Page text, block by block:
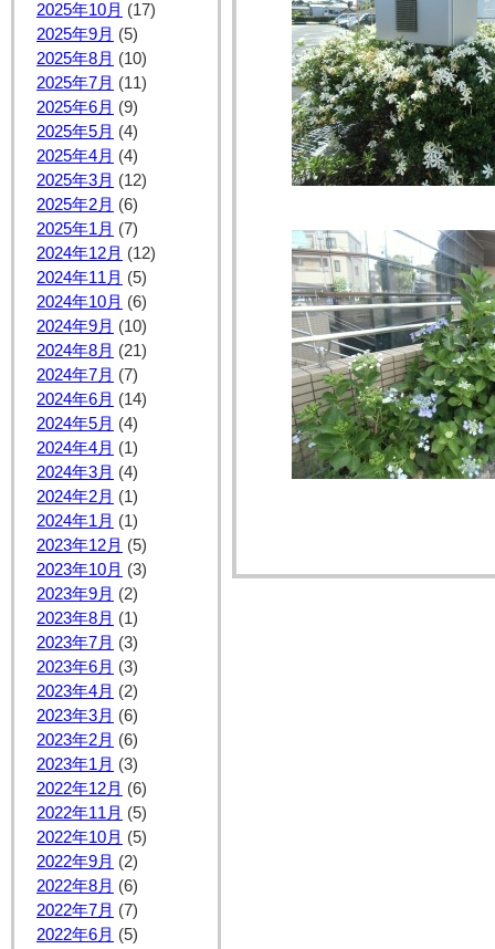
2025年10月 (17)
2025年9月 (5)
2025年8月 (10)
2025年7月 (11)
2025年6月 (9)
2025年5月 (4)
2025年4月 (4)
2025年3月 (12)
2025年2月 (6)
2025年1月 (7)
2024年12月 (12)
2024年11月 (5)
2024年10月 (6)
2024年9月 (10)
2024年8月 (21)
2024年7月 (7)
2024年6月 (14)
2024年5月 (4)
2024年4月 (1)
2024年3月 (4)
2024年2月 (1)
2024年1月 (1)
2023年12月 (5)
2023年10月 (3)
2023年9月 (2)
2023年8月 (1)
2023年7月 (3)
2023年6月 (3)
2023年4月 (2)
2023年3月 (6)
2023年2月 (6)
2023年1月 (3)
2022年12月 (6)
2022年11月 (5)
2022年10月 (5)
2022年9月 (2)
2022年8月 (6)
2022年7月 (7)
2022年6月 (5)